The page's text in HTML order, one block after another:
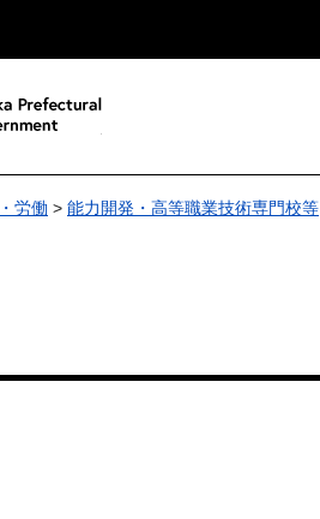
労働 > 能力開発・高等職業技術専門校等